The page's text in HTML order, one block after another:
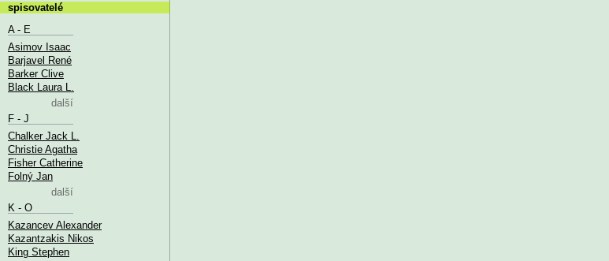
spisovatelé
A - E
Asimov Isaac
Barjavel René
Barker Clive
Black Laura L.
další
F - J
Chalker Jack L.
Christie Agatha
Fisher Catherine
Folný Jan
další
K - O
Kazancev Alexander
Kazantzakis Nikos
King Stephen